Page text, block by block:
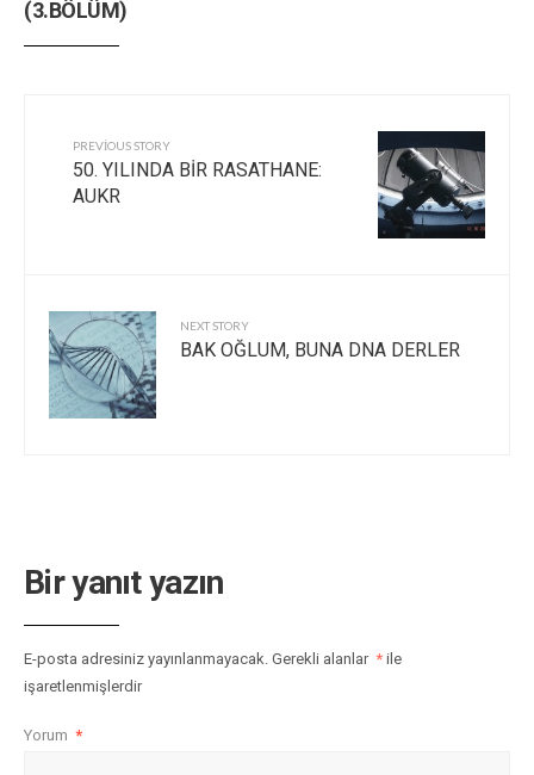
(3.BÖLÜM)
PREVIOUS STORY
50. YILINDA BİR RASATHANE:
AUKR
NEXT STORY
BAK OĞLUM, BUNA DNA DERLER
Bir yanıt yazın
E-posta adresiniz yayınlanmayacak. Gerekli alanlar * ile
işaretlenmişlerdir
Yorum *